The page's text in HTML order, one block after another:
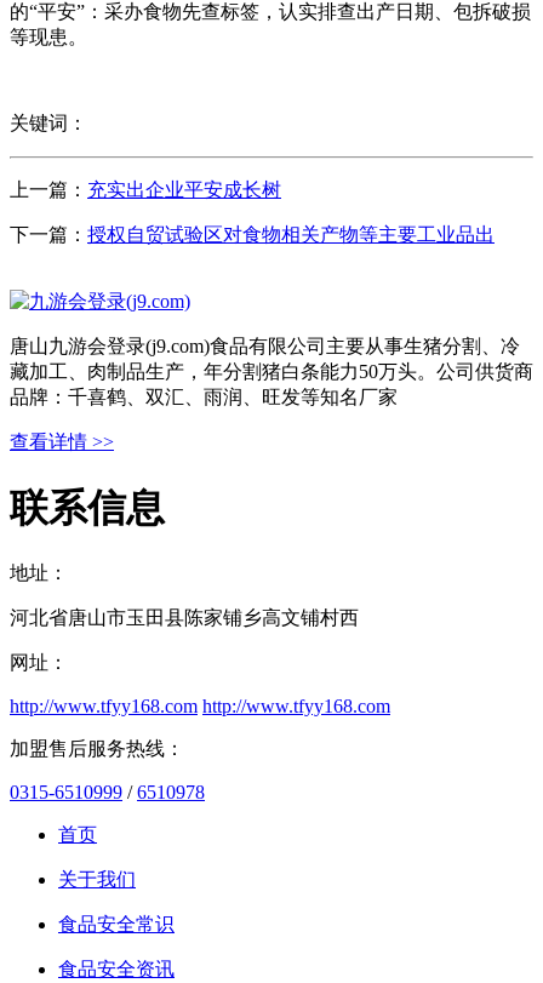
的“平安”：采办食物先查标签，认实排查出产日期、包拆破损
等现患。
关键词：
上一篇： 充实出企业平安成长树
下一篇： 授权自贸试验区对食物相关产物等主要工业品出
唐山九游会登录(j9.com)食品有限公司主要从事生猪分割、冷
藏加工、肉制品生产，年分割猪白条能力50万头。公司供货商
品牌：千喜鹤、双汇、雨润、旺发等知名厂家
查看详情 >>
联系信息
地址：
河北省唐山市玉田县陈家铺乡高文铺村西
网址：
http://www.tfyy168.com http://www.tfyy168.com
加盟售后服务热线：
0315-6510999 /6510978
首页
关于我们
食品安全常识
食品安全资讯